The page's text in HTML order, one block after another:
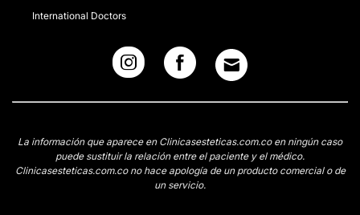
International Doctors
La información que aparece en Clinicasesteticas.com.co en ningún caso
puede sustituir la relación entre el paciente y el médico.
Clinicasesteticas.com.co no hace apología de un producto comercial o de
un servicio.